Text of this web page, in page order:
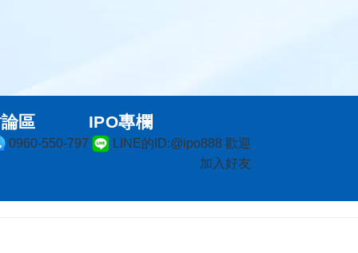
0960-550-797
LINE的ID:@ipo888 歡迎
加入好友
區 IPO專欄